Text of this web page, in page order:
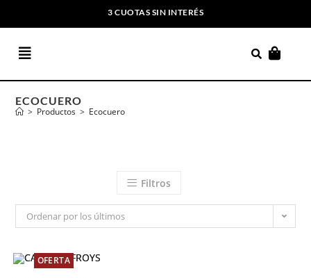
3 CUOTAS SIN INTERÉS
ECOCUERO
> Productos > Ecocuero
Filtros
Ordenar por los últimos
OFERTA